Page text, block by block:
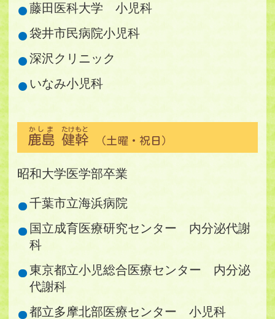
藤田医科大学 小児科
袋井市民病院小児科
深沢クリニック
いなみ小児科
鹿島
かしま
健幹
たけもと
（土曜・祝日）
昭和大学医学部卒業
千葉市立海浜病院
国立成育医療研究センター 内分泌代謝
科
東京都立小児総合医療センター 内分泌
代謝科
都立多摩北部医療センター 小児科